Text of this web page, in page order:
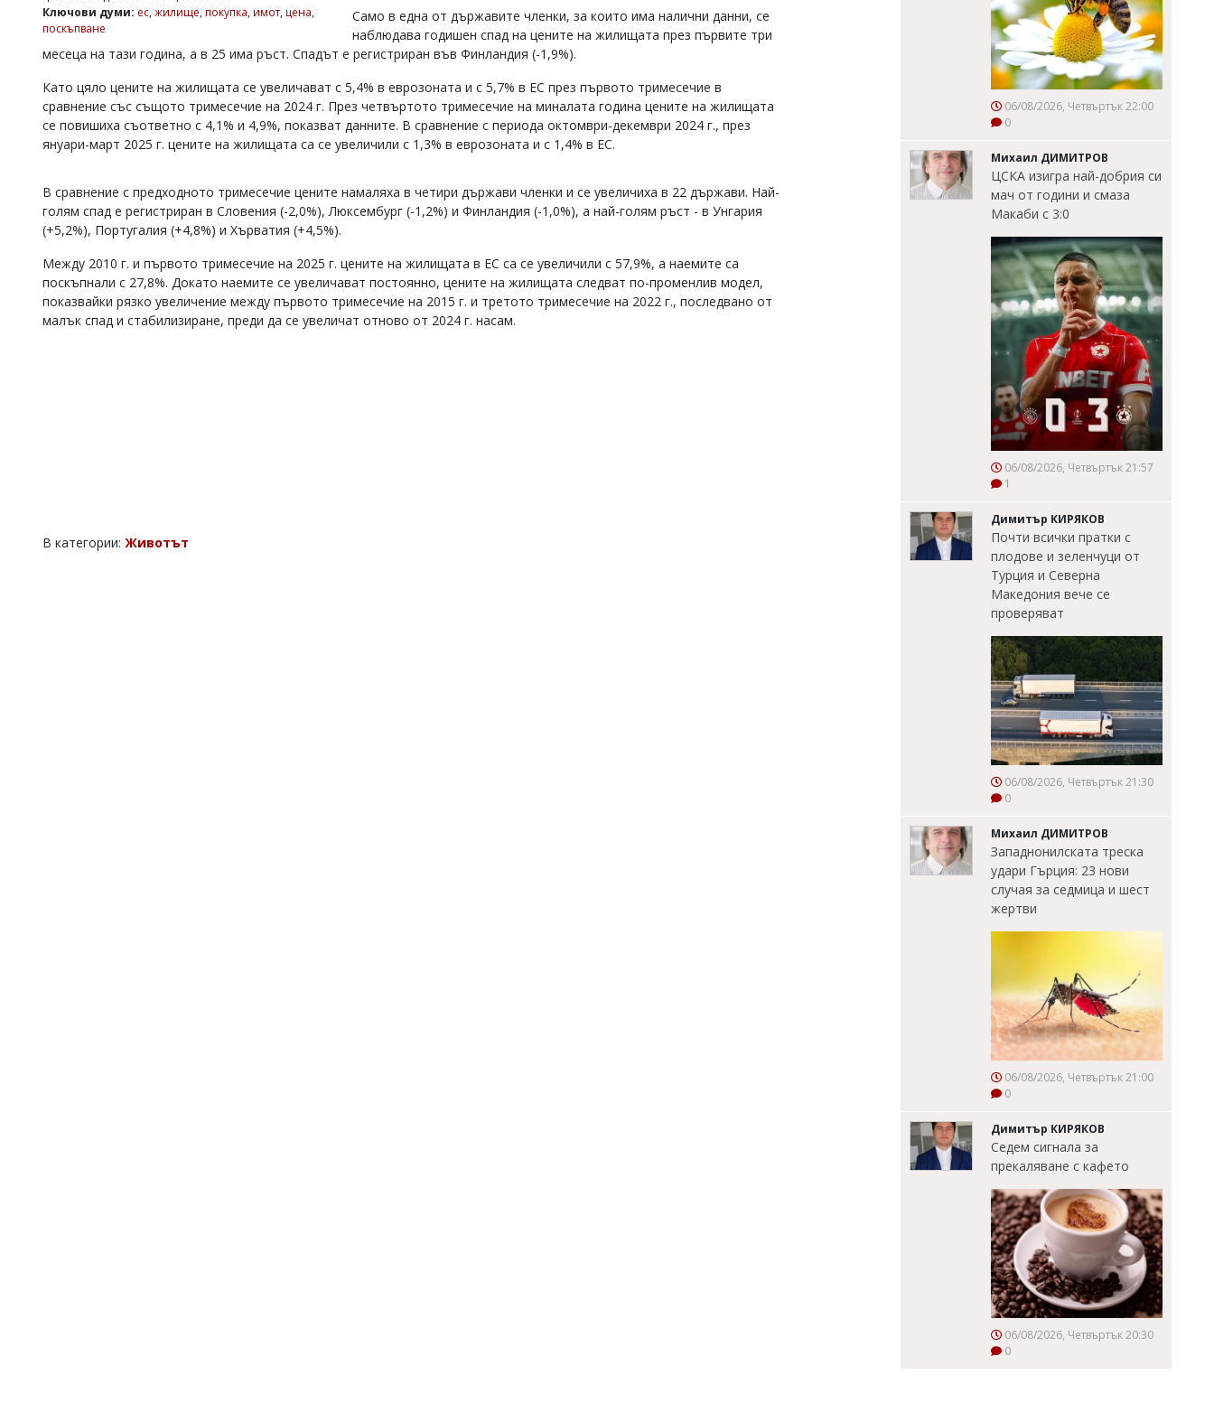
Главен
редактор:
office@flagman.bg
Коментарите
въвеждат
читателите
редакцията
отговорност
Ключови думи: ес, жилище, покупка, имот, цена,
поскъпване
Само в една от държавите членки, за които има налични данни, се
наблюдава годишен спад на цените на жилищата през първите три
месеца на тази година, а в 25 има ръст. Спадът е регистриран във Финландия (-1,9%).
Като цяло цените на жилищата се увеличават с 5,4% в еврозоната и с 5,7% в ЕС през първото тримесечие в
сравнение със същото тримесечие на 2024 г. През четвъртото тримесечие на миналата година цените на жилищата
се повишиха съответно с 4,1% и 4,9%, показват данните. В сравнение с периода октомври-декември 2024 г., през
януари-март 2025 г. цените на жилищата са се увеличили с 1,3% в еврозоната и с 1,4% в ЕС.
В сравнение с предходното тримесечие цените намаляха в четири държави членки и се увеличиха в 22 държави. Най-
голям спад е регистриран в Словения (-2,0%), Люксембург (-1,2%) и Финландия (-1,0%), а най-голям ръст - в Унгария
(+5,2%), Португалия (+4,8%) и Хърватия (+4,5%).
Между 2010 г. и първото тримесечие на 2025 г. цените на жилищата в ЕС са се увеличили с 57,9%, а наемите са
поскъпнали с 27,8%. Докато наемите се увеличават постоянно, цените на жилищата следват по-променлив модел,
показвайки рязко увеличение между първото тримесечие на 2015 г. и третото тримесечие на 2022 г., последвано от
малък спад и стабилизиране, преди да се увеличат отново от 2024 г. насам.
В категории: Животът
06/08/2026, Четвъртък 22:00
0
Михаил ДИМИТРОВ
ЦСКА изигра най-добрия си
мач от години и смаза
Макаби с 3:0
06/08/2026, Четвъртък 21:57
1
Димитър КИРЯКОВ
Почти всички пратки с
плодове и зеленчуци от
Турция и Северна
Македония вече се
проверяват
06/08/2026, Четвъртък 21:30
0
Михаил ДИМИТРОВ
Западнонилската треска
удари Гърция: 23 нови
случая за седмица и шест
жертви
06/08/2026, Четвъртък 21:00
0
Димитър КИРЯКОВ
Седем сигнала за
прекаляване с кафето
06/08/2026, Четвъртък 20:30
0